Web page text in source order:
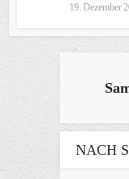
19. Dezember
NACH